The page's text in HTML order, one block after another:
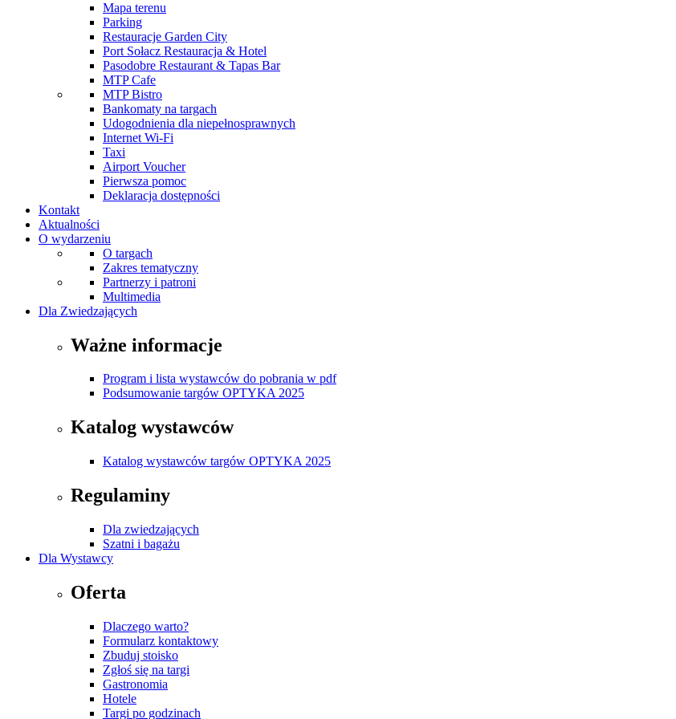
Mapa terenu
Parking
Restauracje Garden City
Port Sołacz Restauracja & Hotel
Pasodobre Restaurant & Tapas Bar
MTP Cafe
MTP Bistro
Bankomaty na targach
Udogodnienia dla niepełnosprawnych
Internet Wi-Fi
Taxi
Airport Voucher
Pierwsza pomoc
Deklaracja dostępności
Kontakt
Aktualności
O wydarzeniu
O targach
Zakres tematyczny
Partnerzy i patroni
Multimedia
Dla Zwiedzających
Ważne informacje
Program i lista wystawców do pobrania w pdf
Podsumowanie targów OPTYKA 2025
Katalog wystawców
Katalog wystawców targów OPTYKA 2025
Regulaminy
Dla zwiedzających
Szatni i bagażu
Dla Wystawcy
Oferta
Dlaczego warto?
Formularz kontaktowy
Zbuduj stoisko
Zgłoś się na targi
Gastronomia
Hotele
Targi po godzinach